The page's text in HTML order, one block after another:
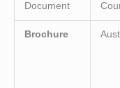
Document
Brochure